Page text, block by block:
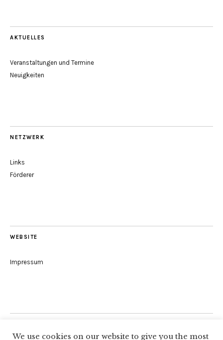
AKTUELLES
Veranstaltungen und Termine
Neuigkeiten
NETZWERK
Links
Förderer
WEBSITE
Impressum
Folge uns
We use cookies on our website to give you the most